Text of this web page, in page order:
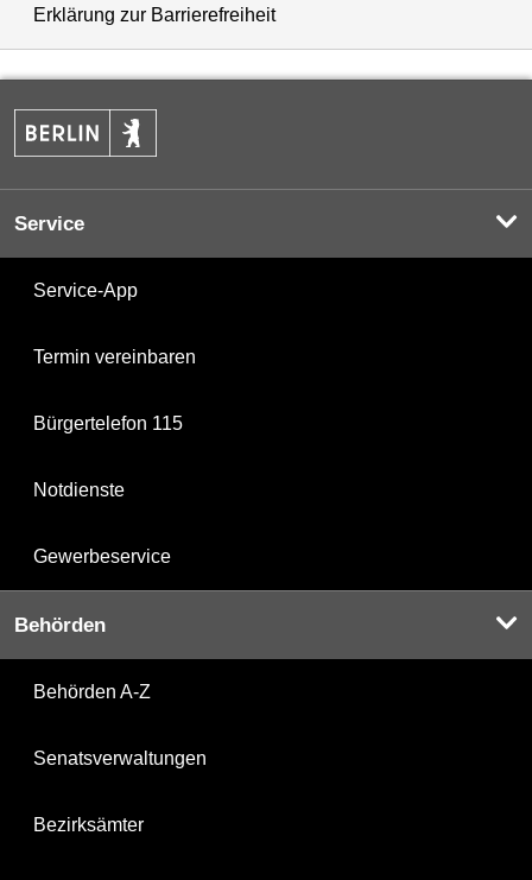
Erklärung zur Barrierefreiheit
Service
Service-App
Termin vereinbaren
Bürgertelefon 115
Notdienste
Gewerbeservice
Behörden
Behörden A-Z
Senatsverwaltungen
Bezirksämter